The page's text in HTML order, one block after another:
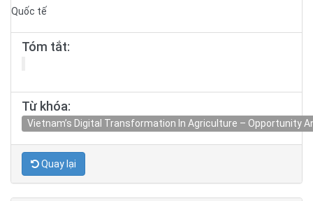
Quốc tế
Tóm tắt:
Từ khóa:
Vietnam’s Digital Transformation In Agriculture – Opportunity
Quay lại